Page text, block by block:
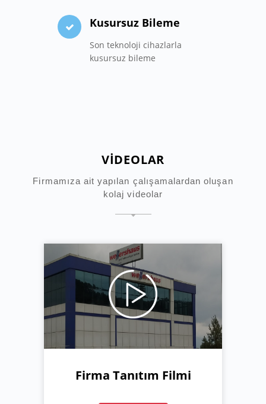
Kusursuz Bileme
Son teknoloji cihazlarla
kusursuz bileme
VİDEOLAR
Firmamıza ait yapılan çalışamalardan oluşan
kolaj videolar
Firma Tanıtım Filmi